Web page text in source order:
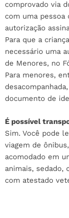
comprovado via
com uma pessoa
autorização
Para que a
necessário uma
de Menores, no
Para menores,
documento de
É possível
Sim. Você pode
viagem de
acomodado em
animais, sedado,
com atestado